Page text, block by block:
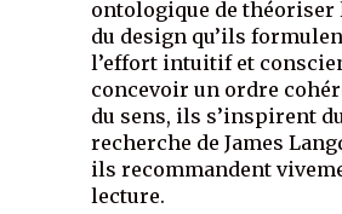
ontologique de théoriser
du design qu’ils
l’effort intuitif et
concevoir un ordre
du sens, ils s’inspirent
recherche de James
ils recommandent
lecture.